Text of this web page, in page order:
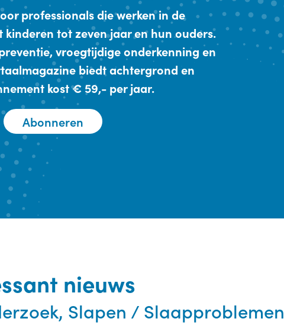
professionals die werken in de
tot zeven jaar en hun ouders.
vroegtijdige onderkenning en
biedt achtergrond en
kost € 59,- per jaar.
Abonneren
nieuws
Slapen / Slaapproblemen